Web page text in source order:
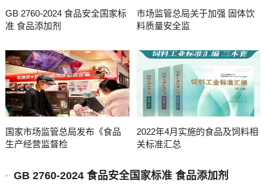
GB 2760-2024 食品安全国家标
准 食品添加剂
市场监管总局关于加强 固体饮
料质量安全监
国家市场监管总局发布《食品
生产经营监督检
2022年4月实施的食品及饲料相
关标准汇总
GB 2760-2024 食品安全国家标准 食品添加剂